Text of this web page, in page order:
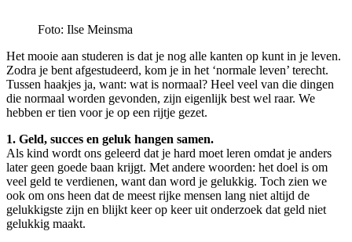
Foto: Ilse Meinsma
Het mooie aan studeren is dat je nog alle kanten op kunt in je leven.
Zodra je bent afgestudeerd, kom je in het ‘normale leven’ terecht.
Tussen haakjes ja, want: wat is normaal? Heel veel van die dingen
die normaal worden gevonden, zijn eigenlijk best wel raar. We
hebben er tien voor je op een rijtje gezet.
1. Geld, succes en geluk hangen samen.
Als kind wordt ons geleerd dat je hard moet leren omdat je anders
later geen goede baan krijgt. Met andere woorden: het doel is om
veel geld te verdienen, want dan word je gelukkig. Toch zien we
ook om ons heen dat de meest rijke mensen lang niet altijd de
gelukkigste zijn en blijkt keer op keer uit onderzoek dat geld niet
gelukkig maakt.